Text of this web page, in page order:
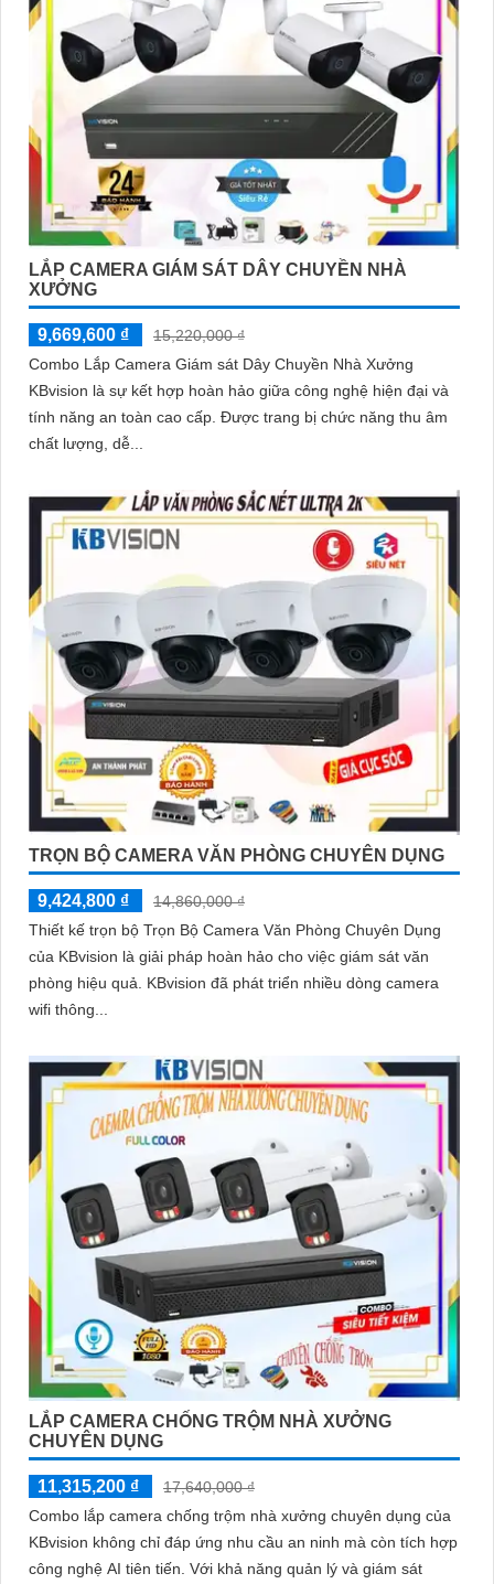
LẮP CAMERA GIÁM SÁT DÂY CHUYỀN NHÀ
XƯỞNG
9,669,600 ₫
15,220,000 ₫
Combo Lắp Camera Giám sát Dây Chuyền Nhà Xưởng
KBvision là sự kết hợp hoàn hảo giữa công nghệ hiện đại và
tính năng an toàn cao cấp. Được trang bị chức năng thu âm
chất lượng, dễ...
TRỌN BỘ CAMERA VĂN PHÒNG CHUYÊN DỤNG
9,424,800 ₫
14,860,000 ₫
Thiết kế trọn bộ Trọn Bộ Camera Văn Phòng Chuyên Dụng
của KBvision là giải pháp hoàn hảo cho việc giám sát văn
phòng hiệu quả. KBvision đã phát triển nhiều dòng camera
wifi thông...
LẮP CAMERA CHỐNG TRỘM NHÀ XƯỞNG
CHUYÊN DỤNG
11,315,200 ₫
17,640,000 ₫
Combo lắp camera chống trộm nhà xưởng chuyên dụng của
KBvision không chỉ đáp ứng nhu cầu an ninh mà còn tích hợp
công nghệ AI tiên tiến. Với khả năng quản lý và giám sát